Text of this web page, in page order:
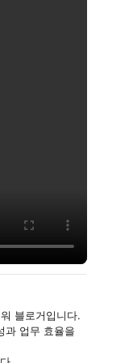
블로거입니다.
과 업무 효율을